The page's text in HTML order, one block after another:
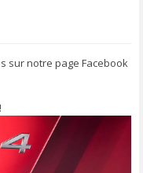
sur notre page Facebook